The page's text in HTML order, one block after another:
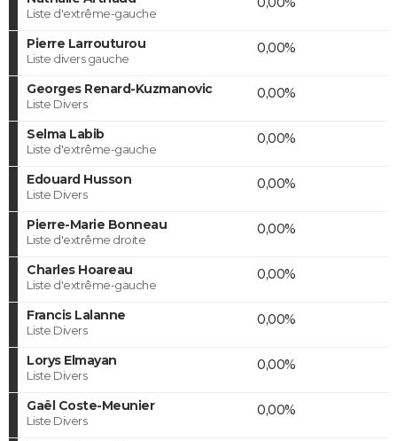
Liste d'extrême-gauche
Pierre Larrouturou
Liste divers gauche
0,00%
Georges Renard-Kuzmanovic
Liste Divers
0,00%
Selma Labib
Liste d'extrême-gauche
0,00%
Edouard Husson
Liste Divers
0,00%
Pierre-Marie Bonneau
Liste d'extrême droite
0,00%
Charles Hoareau
Liste d'extrême-gauche
0,00%
Francis Lalanne
Liste Divers
0,00%
Lorys Elmayan
Liste Divers
0,00%
Gaël Coste-Meunier
Liste Divers
0,00%